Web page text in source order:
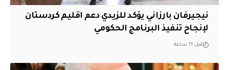
نيجيرفان بارزاني يؤكد للزيدي دعم اقليم ‏كردستان
لإنجاح تنفيذ البرنامج الحكومي
قبل 11 ساعة